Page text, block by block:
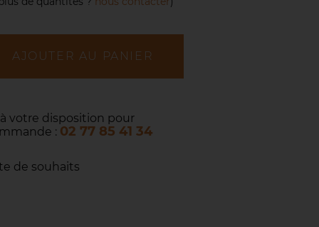
AJOUTER AU PANIER
votre disposition pour
: 02 77 85 41 34
de souhaits